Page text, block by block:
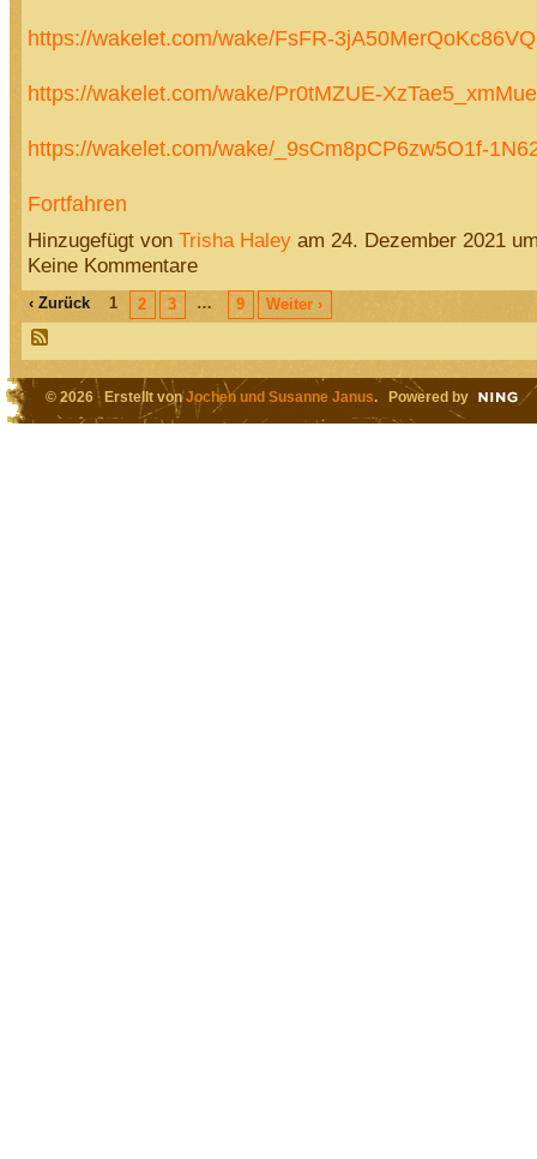
https://wakelet.com/wake/FsFR-3jA50MerQoKc86VQ
https://wakelet.com/wake/Pr0tMZUE-XzTae5_xmMue
https://wakelet.com/wake/_9sCm8pCP6zw5O1f-
Fortfahren
Hinzugefügt von Trisha Haleyam 24. Dezember 2021
Keine Kommentare
‹ Zurück 1 2 3 … 9 Weiter ›
© 2026 Erstellt vonJochen und Susanne Janus. Powered by